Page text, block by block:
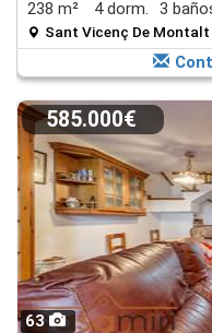
238 m² 4 dorm. 3
Sant Vicenç De Montalt
63
585.000€